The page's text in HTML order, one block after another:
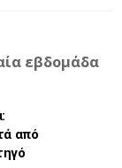
εβδομάδα
από